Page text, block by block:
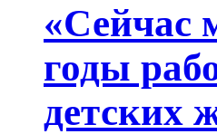
«Сейчас
годы
детских